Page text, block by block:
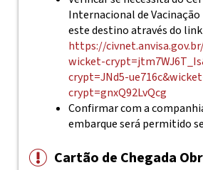
Internacional de Vacinação
este destino através do link
https://
wicket-
crypt=JNd5-
crypt=gnxQ92LvQcg
Confirmar com a
embarque será permitido
Cartão de Chegada